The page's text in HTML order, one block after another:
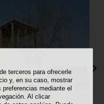
terceros para ofrecerle
y, en su caso, mostrar
mediante el
Al clicar